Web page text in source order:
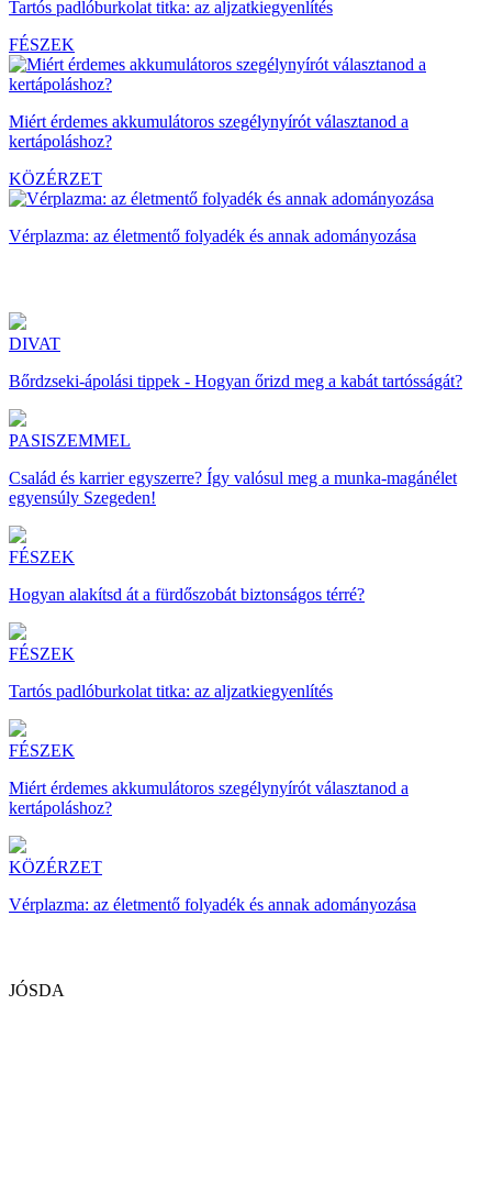
Tartós padlóburkolat titka: az aljzatkiegyenlítés
FÉSZEK
Miért érdemes akkumulátoros szegélynyírót választanod a
kertápoláshoz?
KÖZÉRZET
Vérplazma: az életmentő folyadék és annak adományozása
DIVAT
Bőrdzseki-ápolási tippek - Hogyan őrizd meg a kabát tartósságát?
PASISZEMMEL
Család és karrier egyszerre? Így valósul meg a munka-magánélet
egyensúly Szegeden!
FÉSZEK
Hogyan alakítsd át a fürdőszobát biztonságos térré?
FÉSZEK
Tartós padlóburkolat titka: az aljzatkiegyenlítés
FÉSZEK
Miért érdemes akkumulátoros szegélynyírót választanod a
kertápoláshoz?
KÖZÉRZET
Vérplazma: az életmentő folyadék és annak adományozása
JÓSDA